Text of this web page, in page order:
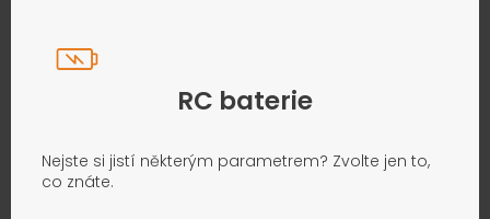
RC baterie
Nejste si jistí některým parametrem? Zvolte jen to,
co znáte.